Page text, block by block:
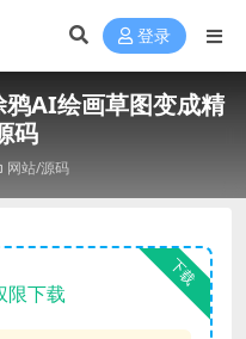
登录
AI绘画草图变成精
码
网站/源码
下载
限下载